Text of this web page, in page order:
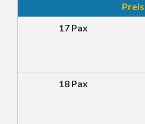
Preis